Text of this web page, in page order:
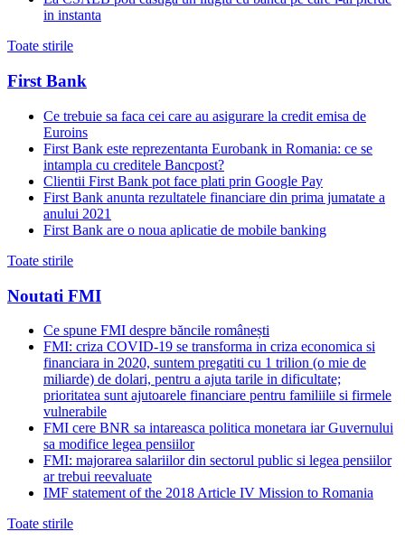
in instanta
Toate stirile
First Bank
Ce trebuie sa faca cei care au asigurare la credit emisa de
Euroins
First Bank este reprezentanta Eurobank in Romania: ce se
intampla cu creditele Bancpost?
Clientii First Bank pot face plati prin Google Pay
First Bank anunta rezultatele financiare din prima jumatate a
anului 2021
First Bank are o noua aplicatie de mobile banking
Toate stirile
Noutati FMI
Ce spune FMI despre băncile românești
FMI: criza COVID-19 se transforma in criza economica si
financiara in 2020, suntem pregatiti cu 1 trilion (o mie de
miliarde) de dolari, pentru a ajuta tarile in dificultate;
prioritatea sunt ajutoarele financiare pentru familiile si firmele
vulnerabile
FMI cere BNR sa intareasca politica monetara iar Guvernului
sa modifice legea pensiilor
FMI: majorarea salariilor din sectorul public si legea pensiilor
ar trebui reevaluate
IMF statement of the 2018 Article IV Mission to Romania
Toate stirile